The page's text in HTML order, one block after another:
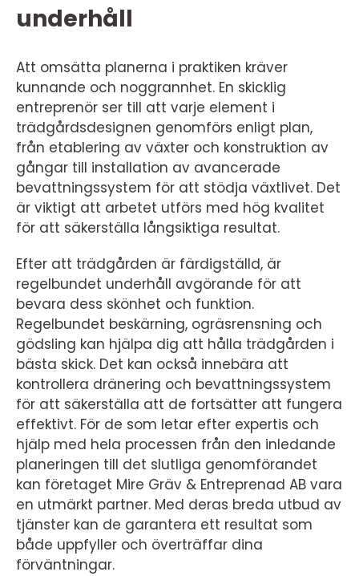
underhåll
Att omsätta planerna i praktiken kräver
kunnande och noggrannhet. En skicklig
entreprenör ser till att varje element i
trädgårdsdesignen genomförs enligt plan,
från etablering av växter och konstruktion av
gångar till installation av avancerade
bevattningssystem för att stödja växtlivet. Det
är viktigt att arbetet utförs med hög kvalitet
för att säkerställa långsiktiga resultat.
Efter att trädgården är färdigställd, är
regelbundet underhåll avgörande för att
bevara dess skönhet och funktion.
Regelbundet beskärning, ogräsrensning och
gödsling kan hjälpa dig att hålla trädgården i
bästa skick. Det kan också innebära att
kontrollera dränering och bevattningssystem
för att säkerställa att de fortsätter att fungera
effektivt. För de som letar efter expertis och
hjälp med hela processen från den inledande
planeringen till det slutliga genomförandet
kan företaget Mire Gräv & Entreprenad AB vara
en utmärkt partner. Med deras breda utbud av
tjänster kan de garantera ett resultat som
både uppfyller och överträffar dina
förväntningar.